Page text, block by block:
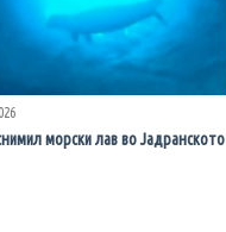
морски лав во Јадранското